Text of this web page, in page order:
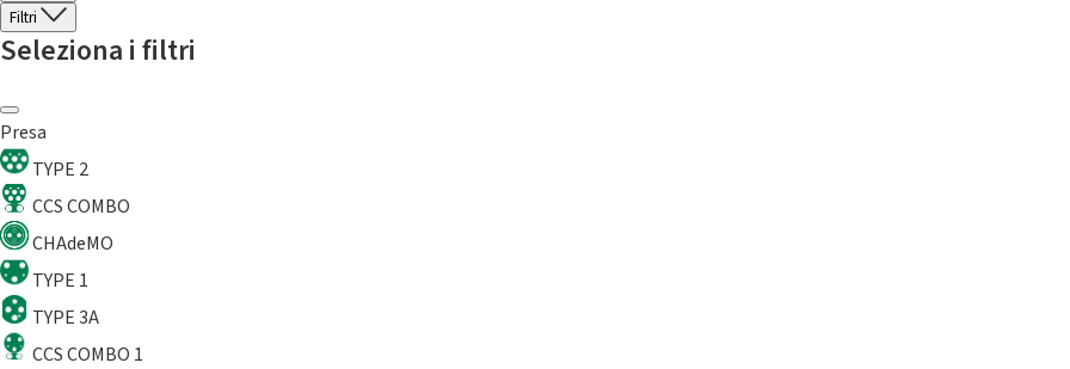
Filtri
Seleziona i filtri
Presa
TYPE 2
CCS COMBO
CHAdeMO
TYPE 1
TYPE 3A
CCS COMBO 1